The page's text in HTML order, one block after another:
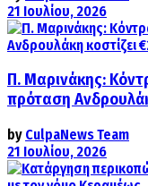
21 Ιουλίου, 2026
Π. Μαρινάκης:
πρόταση
by CulpaNews Team
21 Ιουλίου, 2026